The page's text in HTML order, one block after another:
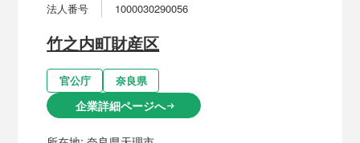
法人番号 1000030290056
竹之内町財産区
官公庁 奈良県
企業詳細ページへarrow_right_alt